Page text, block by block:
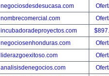
negociosdesdesucasa.com
nombrecomercial.com
incubadoradeproyectos.com
negociosenhonduras.com
liderazgoexitoso.com
analisisdenegocios.com